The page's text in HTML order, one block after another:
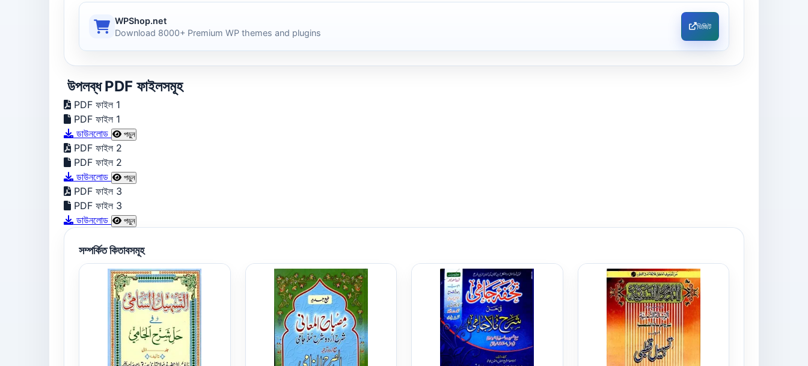
WPShop.net
Download 8000+ Premium WP themes and plugins
ভিজিট
উপলব্ধ PDF ফাইলসমূহ
PDF ফাইল 1
PDF ফাইল 1
ডাউনলোড
পড়ুন
PDF ফাইল 2
PDF ফাইল 2
ডাউনলোড
পড়ুন
PDF ফাইল 3
PDF ফাইল 3
ডাউনলোড
পড়ুন
সম্পর্কিত কিতাবসমূহ